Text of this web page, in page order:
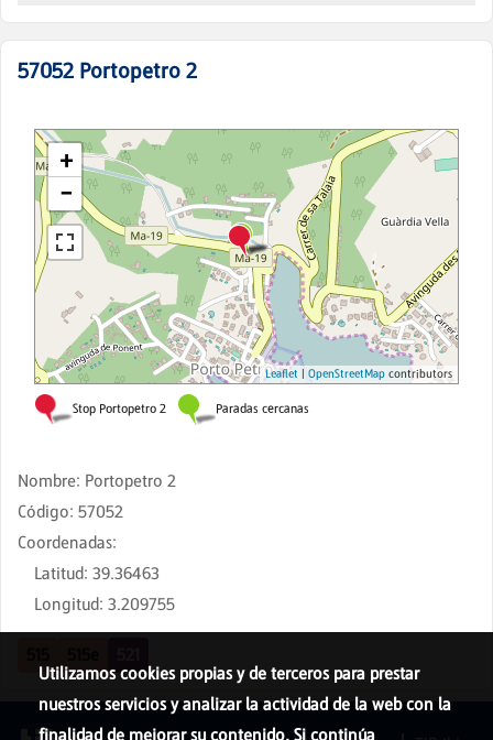
57052 Portopetro 2
Nombre: Portopetro 2
Código: 57052
Coordenadas:
Latitud: 39.36463
Longitud: 3.209755
Utilizamos cookies propias y de terceros para prestar
nuestros servicios y analizar la actividad de la web con la
finalidad de mejorar su contenido. Si continúa